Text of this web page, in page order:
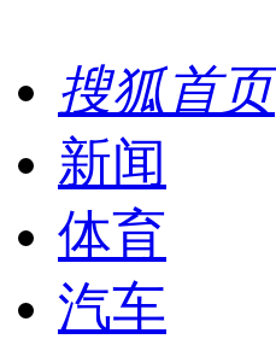
搜狐首页
新闻
体育
汽车